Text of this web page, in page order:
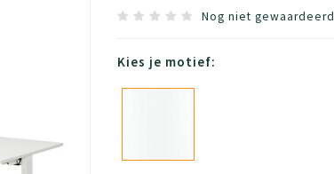
Nog niet gewaardeerd
Kies je motief: